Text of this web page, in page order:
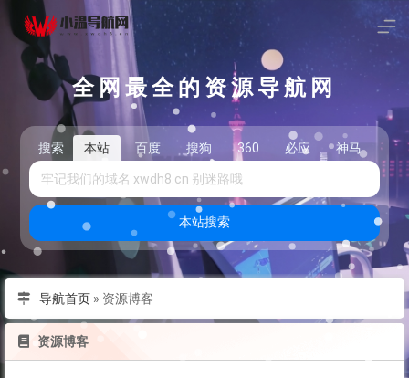
全网最全的资源导航网
搜索 本站 百度 搜狗 360 必应 神马 头
本站搜索
导航首页» 资源博客
资源博客